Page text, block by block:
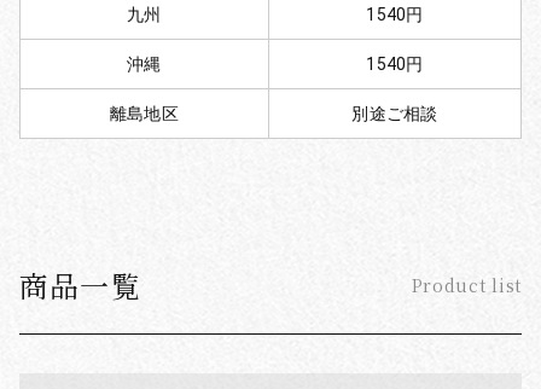
商品一覧 Product list
九州 1540円
沖縄 1540円
離島地区 別途ご相談